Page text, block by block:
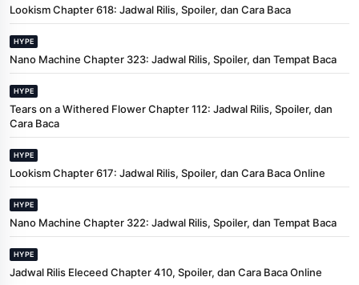
Lookism Chapter 618: Jadwal Rilis, Spoiler, dan Cara Baca
HYPE
Nano Machine Chapter 323: Jadwal Rilis, Spoiler, dan Tempat Baca
HYPE
Tears on a Withered Flower Chapter 112: Jadwal Rilis, Spoiler, dan
Cara Baca
HYPE
Lookism Chapter 617: Jadwal Rilis, Spoiler, dan Cara Baca Online
HYPE
Nano Machine Chapter 322: Jadwal Rilis, Spoiler, dan Tempat Baca
HYPE
Jadwal Rilis Eleceed Chapter 410, Spoiler, dan Cara Baca Online